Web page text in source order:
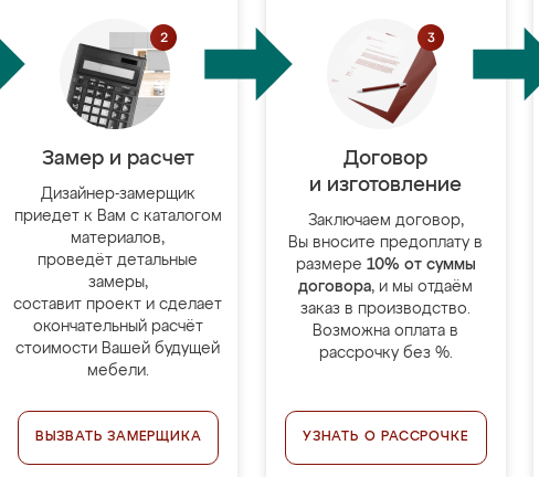
Замер и расчет
Дизайнер-замерщик
приедет к Вам с каталогом
материалов,
проведёт детальные
замеры,
составит проект и сделает
окончательный расчёт
стоимости Вашей будущей
мебели.
ВЫЗВАТЬ ЗАМЕРЩИКА
Договор
и изготовление
Заключаем договор,
Вы вносите предоплату в
размере 10% от суммы
договора, и мы отдаём
заказ в производство.
Возможна оплата в
рассрочку без %.
УЗНАТЬ О РАССРОЧКЕ